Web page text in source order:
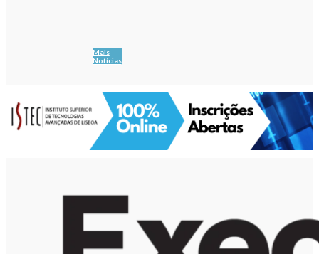
Mais
Notícias